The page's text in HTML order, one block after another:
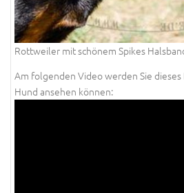
Rottweiler mit schönem Spikes
Am folgenden Video werden Sie
Hund ansehen können: